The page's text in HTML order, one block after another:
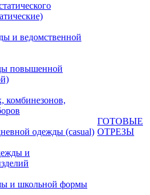
и ведомственной
повышенной
комбинезонов,
одежды (casual)
и
и школьной формы
ГОТОВЫЕ
ОТРЕЗЫ